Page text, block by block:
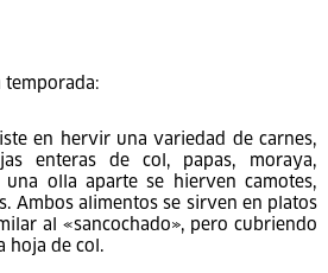
en hervir una variedad de carnes,
enteras de col, papas, moraya,
olla aparte se hierven camotes,
Ambos alimentos se sirven en platos
al «sancochado», pero cubriendo